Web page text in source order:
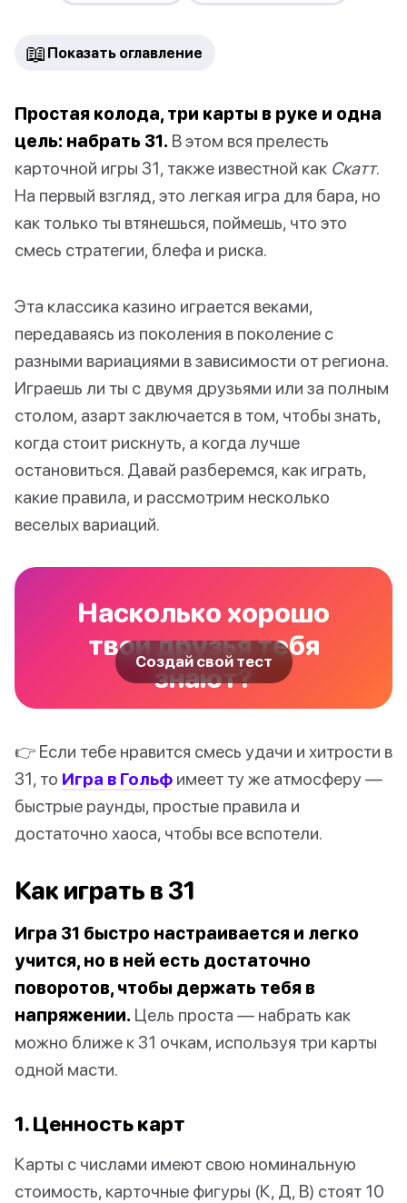
📖 Показать оглавление
Простая колода, три карты в руке и одна
цель: набрать 31. В этом вся прелесть
карточной игры 31, также известной как Скатт.
На первый взгляд, это легкая игра для бара, но
как только ты втянешься, поймешь, что это
смесь стратегии, блефа и риска.
Эта классика казино играется веками,
передаваясь из поколения в поколение с
разными вариациями в зависимости от региона.
Играешь ли ты с двумя друзьями или за полным
столом, азарт заключается в том, чтобы знать,
когда стоит рискнуть, а когда лучше
остановиться. Давай разберемся, как играть,
какие правила, и рассмотрим несколько
веселых вариаций.
Насколько хорошо
твои друзья тебя
знают?
Создай свой тест
👉 Если тебе нравится смесь удачи и хитрости в
31, то Игра в Гольф имеет ту же атмосферу —
быстрые раунды, простые правила и
достаточно хаоса, чтобы все вспотели.
Как играть в 31
Игра 31 быстро настраивается и легко
учится, но в ней есть достаточно
поворотов, чтобы держать тебя в
напряжении. Цель проста — набрать как
можно ближе к 31 очкам, используя три карты
одной масти.
1. Ценность карт
Карты с числами имеют свою номинальную
стоимость, карточные фигуры (К, Д, В) стоят 10